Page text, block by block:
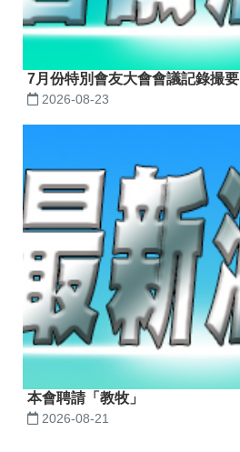
7月份特別會友大會會議記錄撮要
2026-08-23
本會聘請「教牧」
2026-08-21